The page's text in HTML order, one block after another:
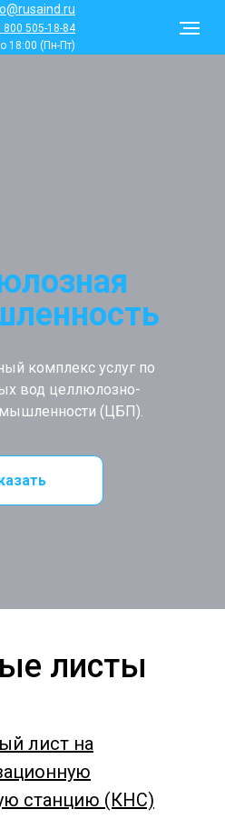
800 505-18-84
18:00 (Пн-Пт)
комплекс услуг по
вод целлюлозно-
(ЦБП).
листы
лист на
станцию (КНС)